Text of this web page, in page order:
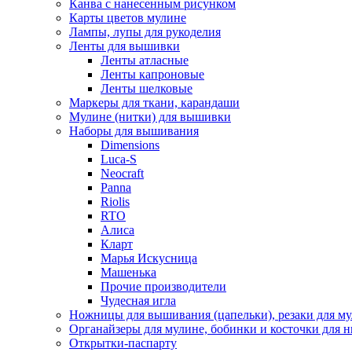
Канва с нанесенным рисунком
Карты цветов мулине
Лампы, лупы для рукоделия
Ленты для вышивки
Ленты атласные
Ленты капроновые
Ленты шелковые
Маркеры для ткани, карандаши
Мулине (нитки) для вышивки
Наборы для вышивания
Dimensions
Luca-S
Neocraft
Panna
Riolis
RTO
Алиса
Кларт
Марья Искусница
Машенька
Прочие производители
Чудесная игла
Ножницы для вышивания (цапельки), резаки для
Органайзеры для мулине, бобинки и косточки для
Открытки-паспарту